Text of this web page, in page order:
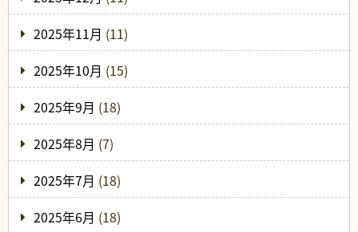
2025年11月 (11)
2025年10月 (15)
2025年9月 (18)
2025年8月 (7)
2025年7月 (18)
2025年6月 (18)